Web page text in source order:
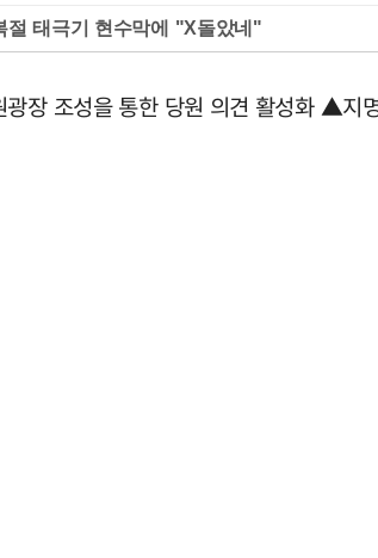
절 태극기 현수막에 "X돌았네"
장 조성을 통한 당원 의견 활성화 ▲